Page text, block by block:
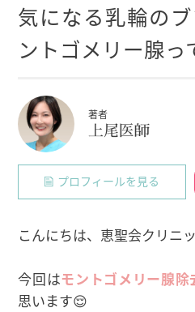
気になる乳輪の
ントゴメリー腺っ
著者
上尾医師
プロフィールを見る
こんにちは、恵聖会クリニ
今回はモントゴメリー腺除
思います😌